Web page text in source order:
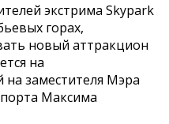
экстрима Skypark
горах,
новый аттракцион
на
на заместителя Мэра
Максима